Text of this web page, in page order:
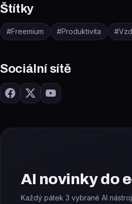
Štítky
#Freemium #Produktivita #
Sociální sítě
AI novinky do
Každý pátek 3 vybrané AI